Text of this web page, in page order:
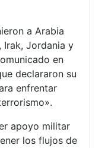
a Arabia
Irak, Jordania y
en
declararon su
enfrentar
apoyo militar
los flujos de